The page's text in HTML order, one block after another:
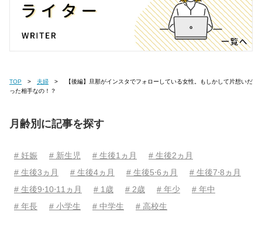
TOP 夫婦
った相手なの！？
月齢別に記事を探す
# 妊娠 # 新生児 # 生後1ヵ月
# 生後2ヵ月
# 生後3ヵ月
# 生後4ヵ月 # 生後5⋅6ヵ月
# 生後7⋅8ヵ月
# 生後9⋅10⋅11ヵ月
# 1歳 # 2歳 # 年少
# 年中
# 年長
# 小学生 # 中学生 # 高校生